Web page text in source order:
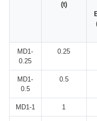
(t)
MD1-
0.25
0.25
MD1-
0.5
0.5
MD1-1 1